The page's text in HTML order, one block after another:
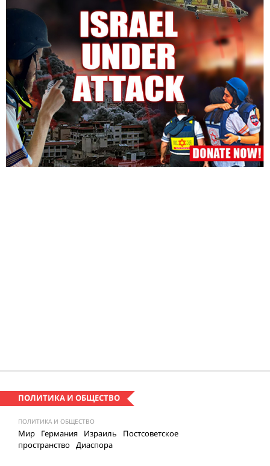
ПОЛИТИКА И ОБЩЕСТВО
ПОЛИТИКА И ОБЩЕСТВО
Мир Германия Израиль
Постсоветское
пространство Диаспора